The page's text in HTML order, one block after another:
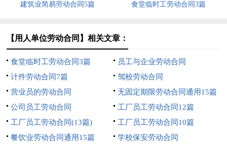
建筑业简易劳动合同5篇 食堂临时工劳动合同3篇
【用人单位劳动合同】相关文章：
食堂临时工劳动合同3篇
员工与企业劳动合同
计件劳动合同7篇
驾校劳动合同
营业员的劳动合同
无固定期限劳动合同通用15篇
公司员工劳动合同
工厂员工劳动合同12篇
工厂员工劳动合同(13篇)
工厂员工劳动合同10篇
餐饮业劳动合同通用15篇
学校保安劳动合同